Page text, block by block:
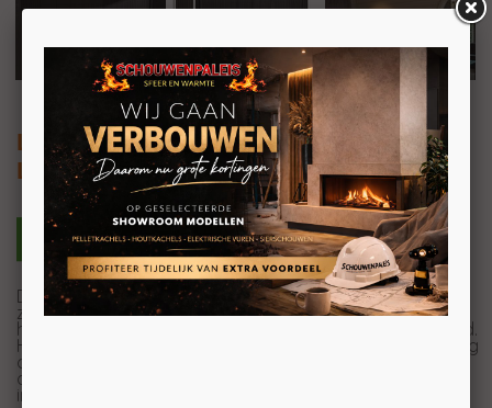
Luna Diamond 850DV (plus)
Liftdeur tunnel houthaard
De Luna Diamond Hout 850DV biedt warmte en stijl met
zijn doorkijkfunctie. Dit betekent dat u vanuit meerdere
hoeken kunt genieten van het indrukwekkende vuurbeeld.
Het verticale ontwerp zorgt voor een moderne uitstraling
die uw ruimte gezellig maakt. U kunt kiezen uit diverse
afwerkingskaders die probleemloos aansluiten bij uw
interieur.